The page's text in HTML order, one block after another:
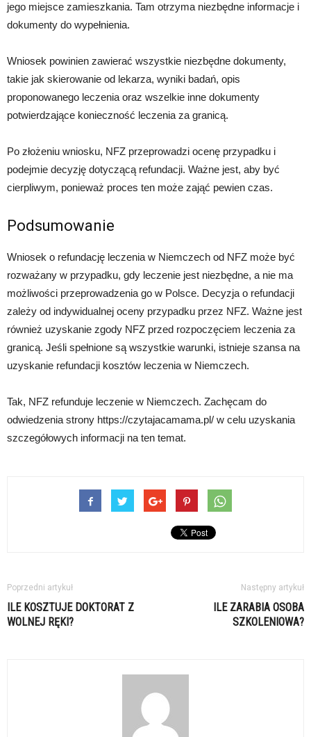
jego miejsce zamieszkania. Tam otrzyma niezbędne informacje i
dokumenty do wypełnienia.
Wniosek powinien zawierać wszystkie niezbędne dokumenty,
takie jak skierowanie od lekarza, wyniki badań, opis
proponowanego leczenia oraz wszelkie inne dokumenty
potwierdzające konieczność leczenia za granicą.
Po złożeniu wniosku, NFZ przeprowadzi ocenę przypadku i
podejmie decyzję dotyczącą refundacji. Ważne jest, aby być
cierpliwym, ponieważ proces ten może zająć pewien czas.
Podsumowanie
Wniosek o refundację leczenia w Niemczech od NFZ może być
rozważany w przypadku, gdy leczenie jest niezbędne, a nie ma
możliwości przeprowadzenia go w Polsce. Decyzja o refundacji
zależy od indywidualnej oceny przypadku przez NFZ. Ważne jest
również uzyskanie zgody NFZ przed rozpoczęciem leczenia za
granicą. Jeśli spełnione są wszystkie warunki, istnieje szansa na
uzyskanie refundacji kosztów leczenia w Niemczech.
Tak, NFZ refunduje leczenie w Niemczech. Zachęcam do
odwiedzenia strony https://czytajacamama.pl/ w celu uzyskania
szczegółowych informacji na ten temat.
Poprzedni artykuł
ILE KOSZTUJE DOKTORAT Z
WOLNEJ RĘKI?
Następny artykuł
ILE ZARABIA OSOBA
SZKOLENIOWA?